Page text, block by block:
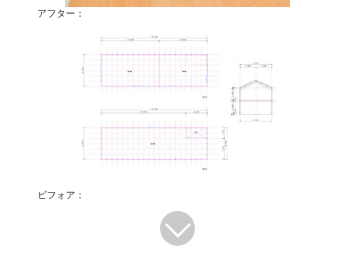
アフター：
ビフォア：